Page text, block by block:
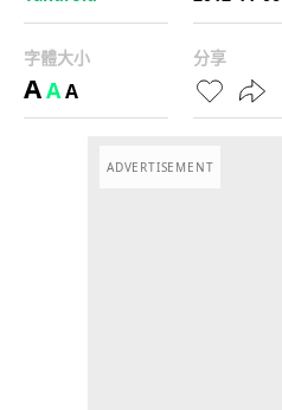
字體大小
AAA
分享
ADVERTISEMENT